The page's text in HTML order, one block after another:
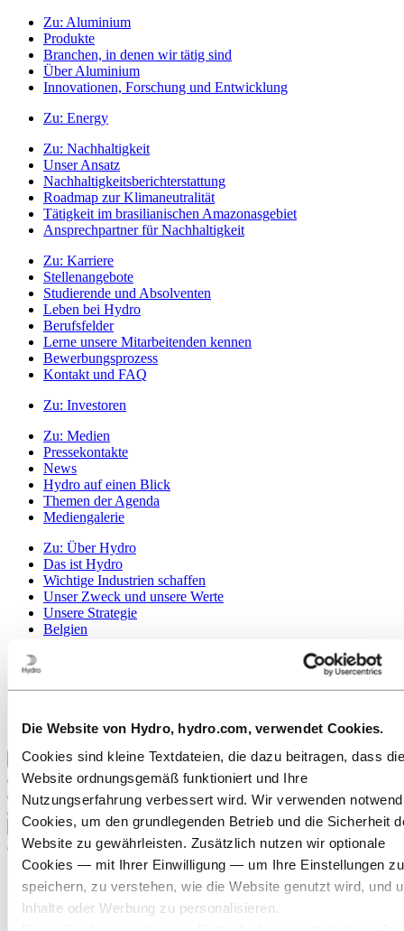
Die Website von Hydro, hydro.com, verwendet Cookies.
Cookies sind kleine Textdateien, die dazu beitragen, dass die
Website ordnungsgemäß funktioniert und Ihre
Nutzungserfahrung verbessert wird. Wir verwenden
Cookies, um den grundlegenden Betrieb und die Sicherheit
Website zu gewährleisten. Zusätzlich nutzen wir optionale
Cookies — mit Ihrer Einwilligung — um Ihre Einstellungen zu
speichern, zu verstehen, wie die Website genutzt wird, und
Inhalte oder Werbung zu personalisieren.
Zu: Aluminium
Produkte
Branchen, in denen wir tätig sind
Über Aluminium
Innovationen, Forschung und Entwicklung
Zu: Energy
Zu: Nachhaltigkeit
Unser Ansatz
Nachhaltigkeitsberichterstattung
Roadmap zur Klimaneutralität
Tätigkeit im brasilianischen Amazonasgebiet
Ansprechpartner für Nachhaltigkeit
Zu: Karriere
Stellenangebote
Studierende und Absolventen
Leben bei Hydro
Berufsfelder
Lerne unsere Mitarbeitenden kennen
Bewerbungsprozess
Kontakt und FAQ
Zu: Investoren
Zu: Medien
Pressekontakte
News
Hydro auf einen Blick
Themen der Agenda
Mediengalerie
Zu: Über Hydro
Das ist Hydro
Wichtige Industrien schaffen
Unser Zweck und unsere Werte
Unsere Strategie
Belgien
Beschaffung
Berichte von Hydro
Zurück zum Hauptmenü
Schließen